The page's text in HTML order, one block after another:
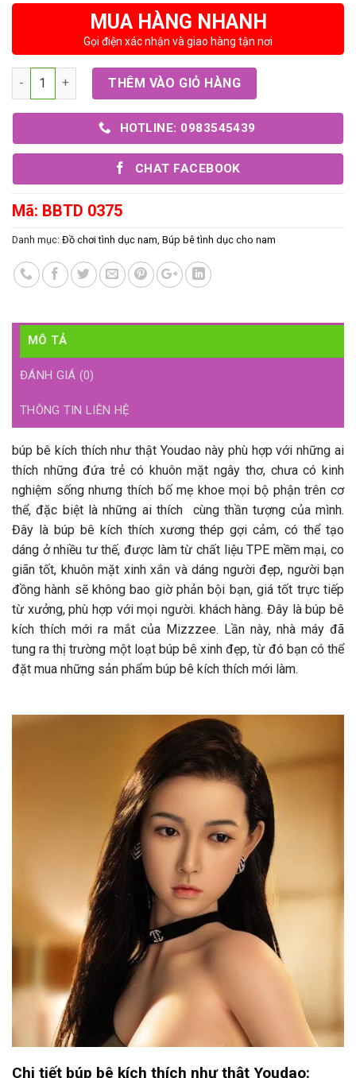
MUA HÀNG NHANH
Gọi điện xác nhận và giao hàng tận nơi
Số lượng THÊM VÀO GIỎ HÀNG
HOTLINE: 0983545439
CHAT FACEBOOK
Mã: BBTD 0375
Danh mục: Đồ chơi tình dục nam Búp bê tình dục cho nam
MÔ TẢ
ĐÁNH GIÁ (0)
THÔNG TIN LIÊN HỆ
búp bê kích thích như thật Youdao này phù hợp với những ai
thích những đứa trẻ có khuôn mặt ngây thơ, chưa có kinh
nghiệm sống nhưng thích bố mẹ khoe mọi bộ phận trên cơ
thể, đặc biệt là những ai thích cùng thần tượng của mình.
Đây là búp bê kích thích xương thép gợi cảm, có thể tạo
dáng ở nhiều tư thế, được làm từ chất liệu TPE mềm mại, co
giãn tốt, khuôn mặt xinh xắn và dáng người đẹp, người bạn
đồng hành sẽ không bao giờ phản bội bạn, giá tốt trực tiếp
từ xưởng, phù hợp với mọi người. khách hàng. Đây là búp bê
kích thích mới ra mắt của Mizzzee. Lần này, nhà máy đã
tung ra thị trường một loạt búp bê xinh đẹp, từ đó bạn có thể
đặt mua những sản phẩm búp bê kích thích mới làm.
Chi tiết búp bê kích thích như thật Youdao: